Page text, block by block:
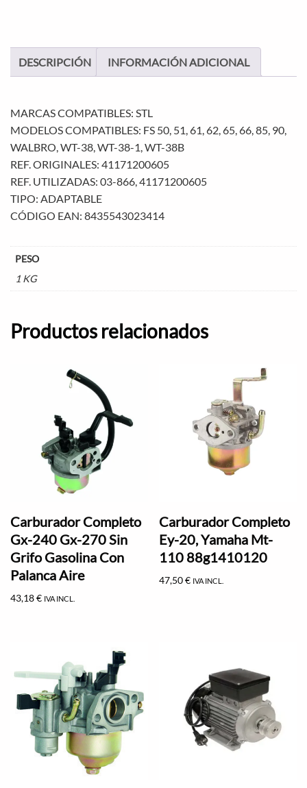
DESCRIPCIÓN INFORMACIÓN ADICIONAL
MARCAS COMPATIBLES: STL
MODELOS COMPATIBLES: FS 50, 51, 61, 62, 65, 66, 85, 90,
WALBRO, WT-38, WT-38-1, WT-38B
REF. ORIGINALES: 41171200605
REF. UTILIZADAS: 03-866, 41171200605
TIPO: ADAPTABLE
CÓDIGO EAN: 8435543023414
PESO
1 KG
Productos relacionados
Carburador Completo
Gx-240 Gx-270 Sin
Grifo Gasolina Con
Palanca Aire
43,18€ IVA INCL.
Carburador Completo
Ey-20, Yamaha Mt-
110 88g1410120
47,50€ IVA INCL.